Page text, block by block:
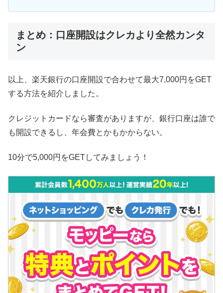
まとめ：口座開設はクレカより全然カンタ
ン
以上、楽天銀行の口座開設で合わせて最大7,000円をGET
する方法を紹介しました。
クレジットカードなら審査がありますが、銀行口座は誰で
も開設できるし、年会費とかもかからない。
10分で5,000円をGETしてみましょう！